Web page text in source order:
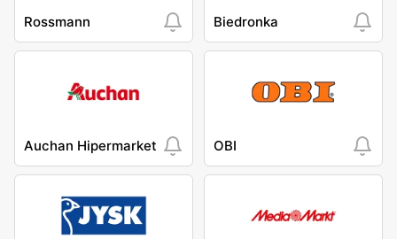
Rossmann Biedronka
Auchan Hipermarket OBI